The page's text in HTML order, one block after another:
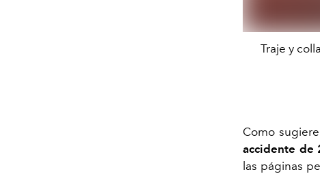
Traje y
Como
accidente de
las páginas